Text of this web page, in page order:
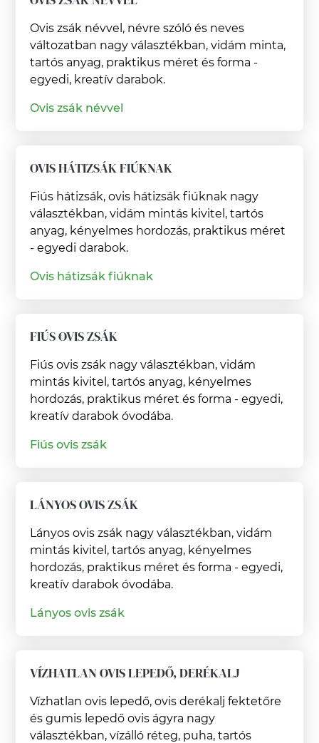
Ovis zsák névvel, névre szóló és neves
változatban nagy választékban, vidám minta,
tartós anyag, praktikus méret és forma -
egyedi, kreatív darabok.
Ovis zsák névvel
OVIS HÁTIZSÁK FIÚKNAK
Fiús hátizsák, ovis hátizsák fiúknak nagy
választékban, vidám mintás kivitel, tartós
anyag, kényelmes hordozás, praktikus méret
- egyedi darabok.
Ovis hátizsák fiúknak
FIÚS OVIS ZSÁK
Fiús ovis zsák nagy választékban, vidám
mintás kivitel, tartós anyag, kényelmes
hordozás, praktikus méret és forma - egyedi,
kreatív darabok óvodába.
Fiús ovis zsák
LÁNYOS OVIS ZSÁK
Lányos ovis zsák nagy választékban, vidám
mintás kivitel, tartós anyag, kényelmes
hordozás, praktikus méret és forma - egyedi,
kreatív darabok óvodába.
Lányos ovis zsák
VÍZHATLAN OVIS LEPEDŐ, DERÉKALJ
Vízhatlan ovis lepedő, ovis derékalj fektetőre
és gumis lepedő ovis ágyra nagy
választékban, vízálló réteg, puha, tartós